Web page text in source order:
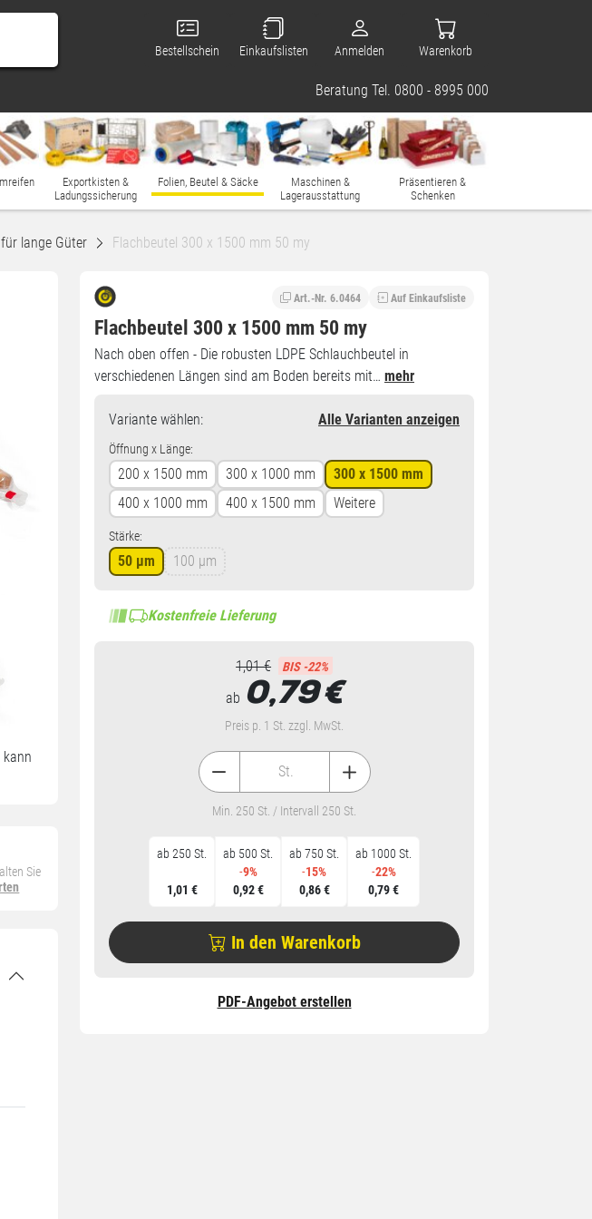
Bestellschein Einkaufslisten Anmelden Warenkorb
Beratung Tel. 0800 - 8995 000
Exportkisten &
Ladungssicherung
Folien, Beutel & Säcke
Maschinen &
Lagerausstattung
Präsentieren &
Schenken
lange Güter Flachbeutel 300 x 1500 mm 50 my
Sie
Art.-Nr. 6.0464 Auf Einkaufsliste
Flachbeutel 300 x 1500 mm 50 my
Nach oben offen - Die robusten LDPE Schlauchbeutel in
verschiedenen Längen sind am Boden bereits mit… mehr
Variante wählen: Alle Varianten anzeigen
Öffnung x Länge:
200 x 1500 mm 300 x 1000 mm
300 x 1500 mm
400 x 1000 mm
400 x 1500 mm Weitere
Stärke:
50 µm 100 µm
Kostenfreie Lieferung
1,01 € BIS -22%
ab 0,79€
Preis p. 1 St. zzgl. MwSt.
ab 250 St.
1,01 €
ab 500 St.
-9%
0,92 €
ab 750 St.
-15%
0,86 €
ab 1000 St.
-22%
0,79 €
St.
Min. 250 St. / Intervall 250 St.
In den Warenkorb
PDF-Angebot erstellen